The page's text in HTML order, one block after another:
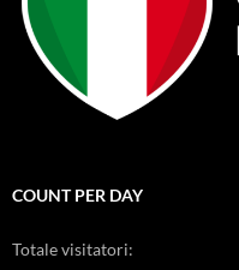
COUNT PER DAY
Totale visitatori: